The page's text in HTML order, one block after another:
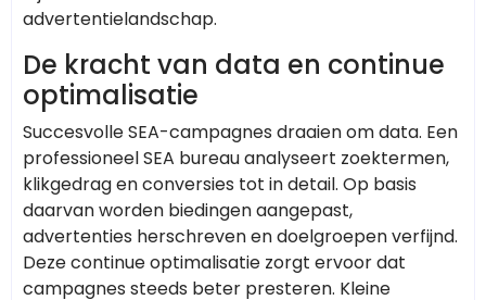
advertentielandschap.
De kracht van data en continue
optimalisatie
Succesvolle SEA-campagnes draaien om data. Een
professioneel SEA bureau analyseert zoektermen,
klikgedrag en conversies tot in detail. Op basis
daarvan worden biedingen aangepast,
advertenties herschreven en doelgroepen verfijnd.
Deze continue optimalisatie zorgt ervoor dat
campagnes steeds beter presteren. Kleine